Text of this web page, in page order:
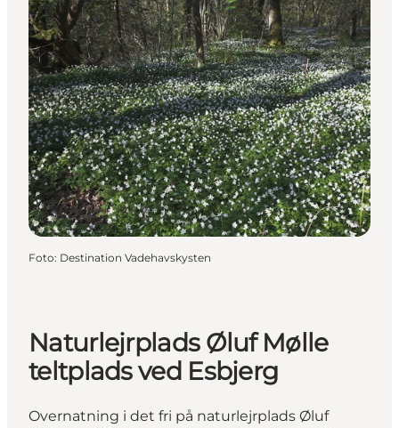
Foto: Destination Vadehavskysten
Naturlejrplads Øluf Mølle
teltplads ved Esbjerg
Overnatning i det fri på naturlejrplads Øluf